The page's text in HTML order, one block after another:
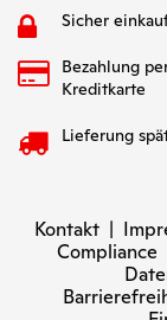
Sicher
Bezahlung
Kreditkarte
Lieferung
Kontakt |
Compliance